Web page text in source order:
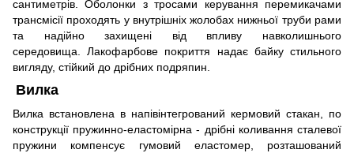
сантиметрів. Оболонки з тросами керування перемикачами
трансмісії проходять у внутрішніх жолобах нижньої труби рами
та надійно захищені від впливу навколишнього
середовища. Лакофарбове покриття надає байку стильного
вигляду, стійкий до дрібних подряпин.
Вилка
Вилка встановлена в напівінтегрований кермовий стакан, по
конструкції пружинно-еластомірна - дрібні коливання сталевої
пружини компенсує гумовий еластомер, розташований